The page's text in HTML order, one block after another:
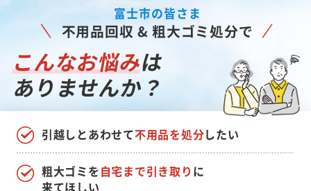
富士市の皆さま
不用品回収 & 粗大ゴミ処分で
こんなお悩みは
ありませんか？
引越しとあわせて不用品を処分したい
粗大ゴミを自宅まで引き取り に
来てほしい